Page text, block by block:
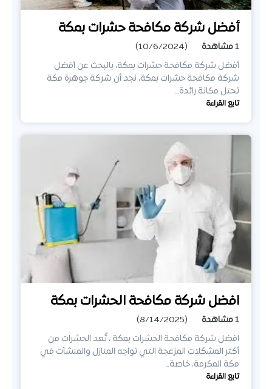
أفضل شركة مكافحة حشرات بمكة
1مشاهدة
(10/6/2024)
أفضل شركة مكافحة حشرات بمكة، بالبحث عن أفضل
شركة مكافحة حشرات بمكة، نجد أن شركة جوهرة مكة
تحتل مكانة رائدة…
تابع القراءة
افضل شركة مكافحة الحشرات بمكة
1مشاهدة
(8/14/2025)
افضل شركة مكافحة الحشرات بمكة ، تُعد الحشرات من
أكثر المشكلات المزعجة التي تواجه المنازل والمنشآت في
مكة المكرمة، خاصة…
تابع القراءة